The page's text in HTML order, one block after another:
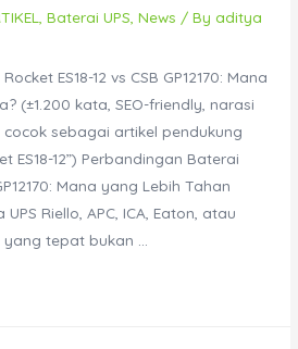
,Baterai UPS ,News / Byaditya
ES18-12 vs CSB GP12170: Mana
(±1.200 kata, SEO-friendly, narasi
sebagai artikel pendukung
ES18-12”) Perbandingan Baterai
Mana yang Lebih Tahan
Riello, APC, ICA, Eaton, atau
tepat bukan …